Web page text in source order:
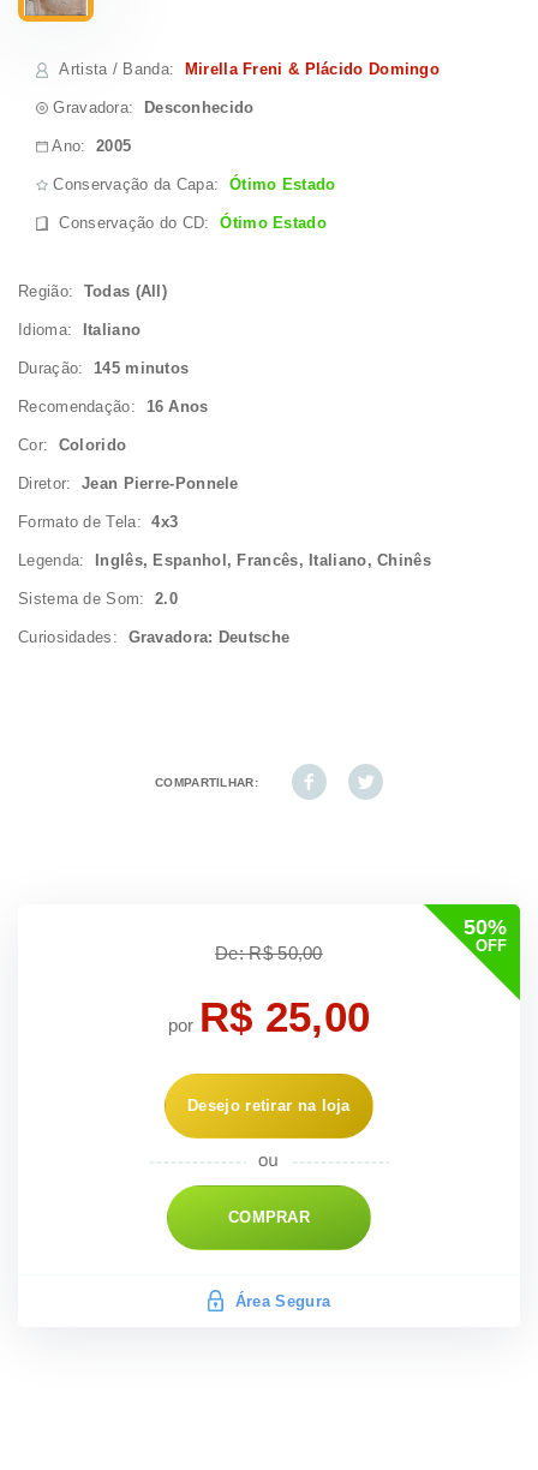
Artista / Banda: Mirella Freni & Plácido Domingo
Gravadora: Desconhecido
Ano:2005
Conservação da Capa: Ótimo Estado
Conservação do CD:Ótimo Estado
Região: Todas (All)
Idioma: Italiano
Duração: 145 minutos
Recomendação: 16 Anos
Cor: Colorido
Diretor: Jean Pierre-Ponnele
Formato de Tela:4x3
Legenda: Inglês, Espanhol, Francês, Italiano, Chinês
Sistema de Som:2.0
Curiosidades: Gravadora: Deutsche
COMPARTILHAR:
50%
OFF
De: R$ 50,00
por R$ 25,00
Desejo retirar na loja
COMPRAR
Área Segura